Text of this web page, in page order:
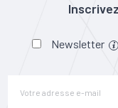
Newsletter